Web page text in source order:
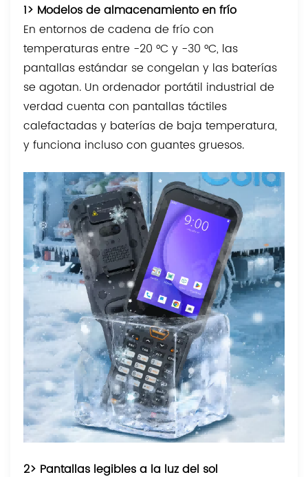
1> Modelos de almacenamiento en frío
En entornos de cadena de frío con
temperaturas entre -20 °C y -30 °C, las
pantallas estándar se congelan y las baterías
se agotan. Un ordenador portátil industrial de
verdad cuenta con pantallas táctiles
calefactadas y baterías de baja temperatura,
y funciona incluso con guantes gruesos.
2> Pantallas legibles a la luz del sol